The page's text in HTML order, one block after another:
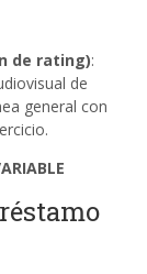
de rating):
de
general con